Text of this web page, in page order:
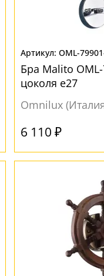
OML-
Бра Malito
цоколя e27
Omnilux
6 110 ₽